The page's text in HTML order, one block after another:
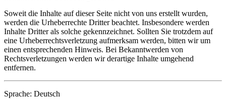
Soweit die Inhalte auf dieser Seite nicht von uns erstellt wurden,
werden die Urheberrechte Dritter beachtet. Insbesondere werden
Inhalte Dritter als solche gekennzeichnet. Sollten Sie trotzdem auf
eine Urheberrechtsverletzung aufmerksam werden, bitten wir um
einen entsprechenden Hinweis. Bei Bekanntwerden von
Rechtsverletzungen werden wir derartige Inhalte umgehend
entfernen.
Sprache: Deutsch